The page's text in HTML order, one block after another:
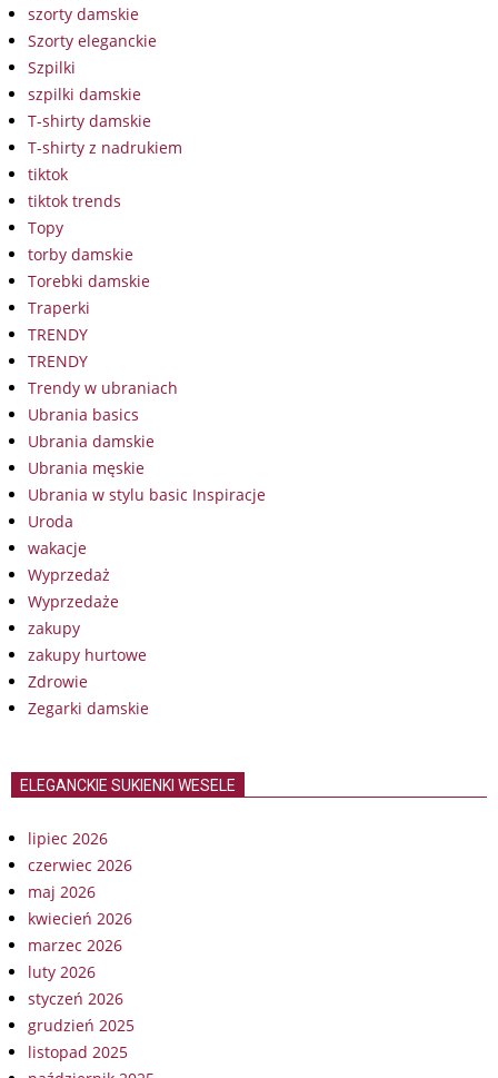
szorty damskie
Szorty eleganckie
Szpilki
szpilki damskie
T-shirty damskie
T-shirty z nadrukiem
tiktok
tiktok trends
Topy
torby damskie
Torebki damskie
Traperki
TRENDY
TRENDY
Trendy w ubraniach
Ubrania basics
Ubrania damskie
Ubrania męskie
Ubrania w stylu basic Inspiracje
Uroda
wakacje
Wyprzedaż
Wyprzedaże
zakupy
zakupy hurtowe
Zdrowie
Zegarki damskie
ELEGANCKIE SUKIENKI WESELE
lipiec 2026
czerwiec 2026
maj 2026
kwiecień 2026
marzec 2026
luty 2026
styczeń 2026
grudzień 2025
listopad 2025